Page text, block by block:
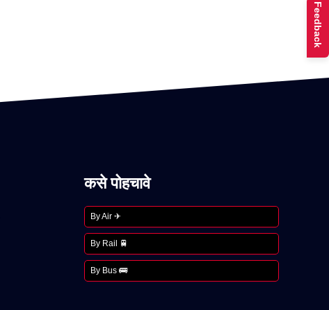
कसे पोहचावे
By Air ✈
By Rail 🚆
By Bus 🚌
Feedback